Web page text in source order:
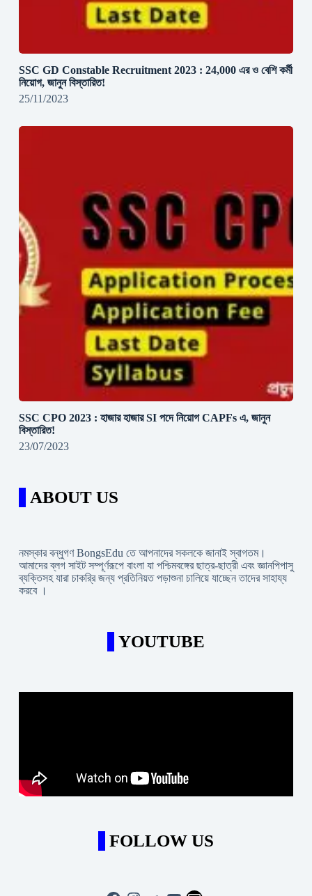
SSC GD Constable Recruitment 2023 : 24,000 এর ও বেশি কর্মী
নিয়োগ, জানুন বিস্তারিত!
25/11/2023
SSC CPO 2023 : হাজার হাজার SI পদে নিয়োগ CAPFs এ, জানুন
বিস্তারিত!
23/07/2023
ABOUT US
নমস্কার বন্ধুগণ BongsEdu তে আপনাদের সকলকে জানাই স্বাগতম।
আমাদের ব্লগ সাইট সম্পূর্ণরূপে বাংলা যা পশ্চিমবঙ্গের ছাত্র-ছাত্রী এবং জ্ঞানপিপাসু
ব্যক্তিসহ যারা চাকরি্র জন্য প্রতিনিয়ত পড়াশুনা চালিয়ে যাচ্ছেন তাদের সাহায্য
করবে ।
YOUTUBE
FOLLOW US